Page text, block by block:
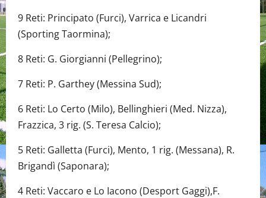
9 Reti: Principato (Furci), Varrica e Licandri
(Sporting Taormina);
8 Reti: G. Giorgianni (Pellegrino);
7 Reti: P. Garthey (Messina Sud);
6 Reti: Lo Certo (Milo), Bellinghieri (Med. Nizza),
Frazzica, 3 rig. (S. Teresa Calcio);
5 Reti: Galletta (Furci), Mento, 1 rig. (Messana), R.
Brigandì (Saponara);
4 Reti: Vaccaro e Lo Iacono (Desport Gaggi),F.